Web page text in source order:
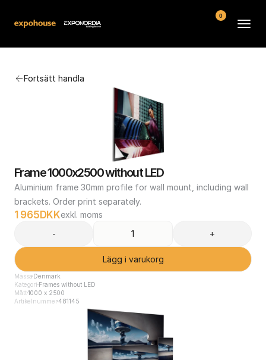
Fortsätt handla
Frame 1000x2500 without LED
Aluminium frame 30mm profile for wall mount, including wall
brackets. Order print separately.
1 965 DKKexkl. moms
-
+
Lägg i varukorg
Mässa Denmark
Kategori Frames without LED
Mått1000 x 2500
Artikelnummer481145
Kontakt
Köpvillkor
0